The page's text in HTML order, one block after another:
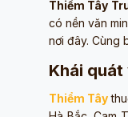
Thiểm Tây
có nền văn
nơi đây. Cùng
Khái quát
Thiểm Tây